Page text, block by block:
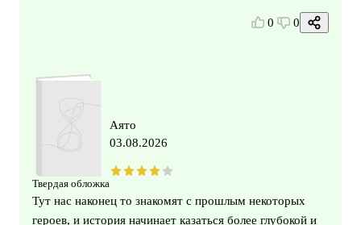
0 0
Твердая обложка
Аято
03.08.2026
Тут нас наконец то знакомят с прошлым некоторых
героев, и история начинает казаться более глубокой и